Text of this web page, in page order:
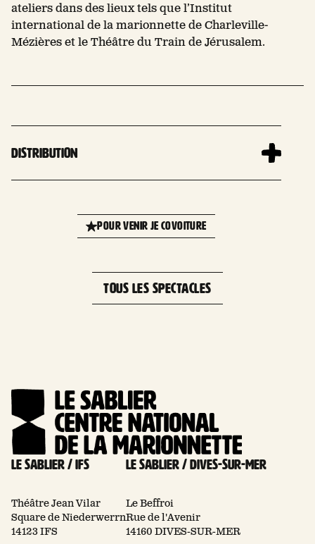
ateliers dans des lieux tels que l’Institut
international de la marionnette de Charleville-
Mézières et le Théâtre du Train de Jérusalem.
Distribution
POUR VENIR JE COVOITURE
TOUS LES SPECTACLES
Le Sablier / Ifs
Théâtre Jean Vilar
Square de Niederwerrn
14123 IFS
Le Sablier / Dives-sur-mer
Le Beffroi
Rue de l'Avenir
14160 DIVES-SUR-MER